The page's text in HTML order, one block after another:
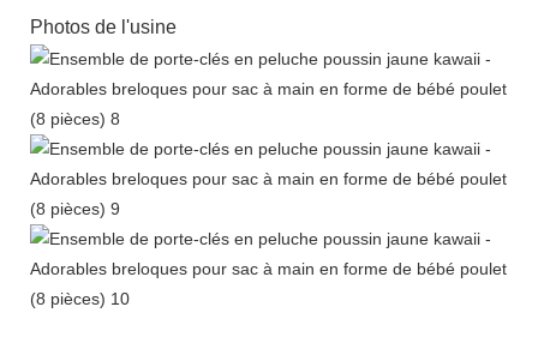
Photos de l'usine